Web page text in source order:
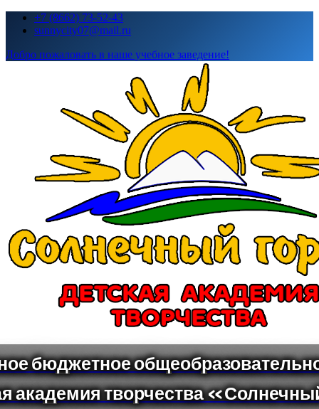
Перейти+7 (8662) 73-52-43
sunnycity07@mail.ru
Добро пожаловать в наше учебное заведение!